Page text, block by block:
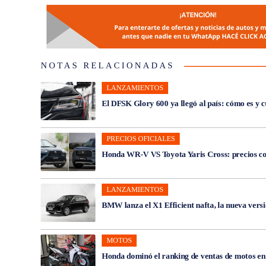
NOTAS RELACIONADAS
LANZAMIENTOS
El DFSK Glory 600 ya llegó al país: cómo es y
PRECIOS OFICIALES
Honda WR-V VS Toyota Yaris Cross: precios
LANZAMIENTOS
BMW lanza el X1 Efficient nafta, la nueva
MOTOS
Honda dominó el ranking de ventas de motos